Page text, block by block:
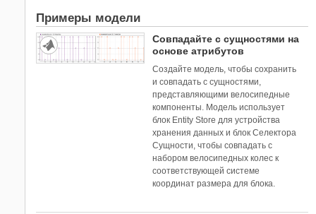
Примеры модели
Совпадайте с сущностями на
основе атрибутов
Создайте модель, чтобы сохранить
и совпадать с сущностями,
представляющими велосипедные
компоненты. Модель использует
блок Entity Store для устройства
хранения данных и блок Селектора
Сущности, чтобы совпадать с
набором велосипедных колес к
соответствующей системе
координат размера для блока.